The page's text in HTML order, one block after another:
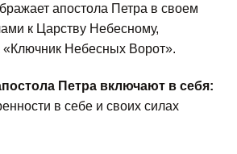
апостола Петра в своем
к Царству Небесному,
Небесных Ворот».
Петра включают в себя:
в себе и своих силах